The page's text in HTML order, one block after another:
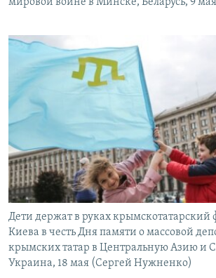
мировой войне в Минске, Беларусь, 9
Дети держат в руках крымскотатарский
Киева в честь Дня памяти о массовой
крымских татар в Центральную Азию и
Украина, 18 мая (Сергей Нужненко)